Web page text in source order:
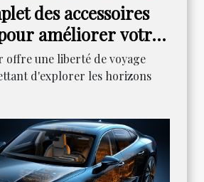
des accessoires
améliorer votre
en camping-car
offre une liberté de voyage
d'explorer les horizons